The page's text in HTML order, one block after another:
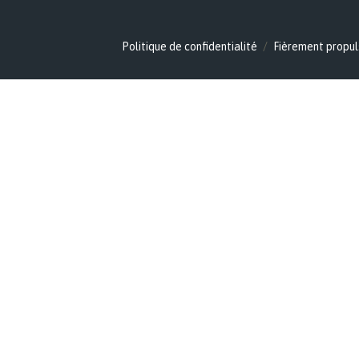
Politique de confidentialité Fièrement